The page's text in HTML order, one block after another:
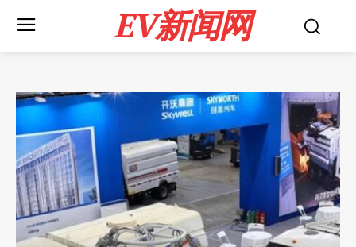
EV新闻网